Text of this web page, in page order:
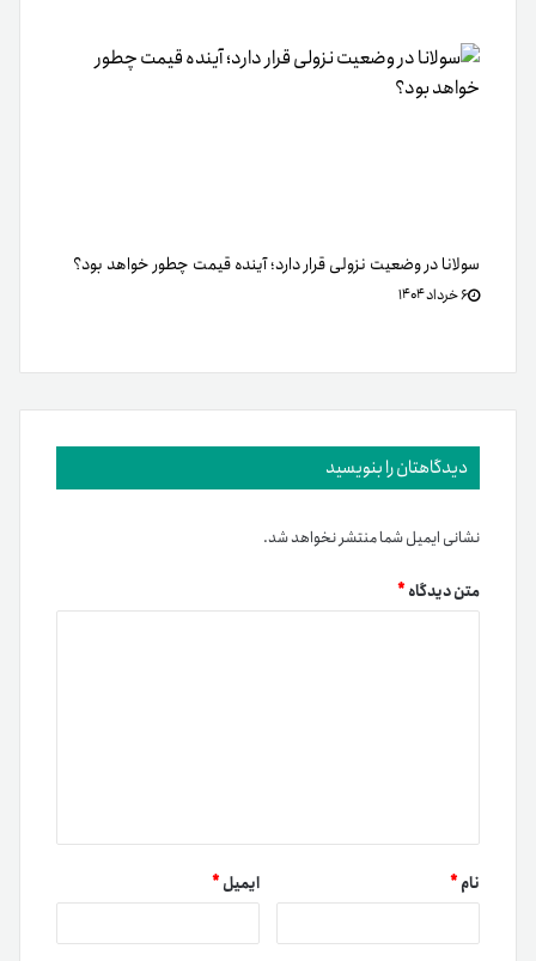
سولانا در وضعیت نزولی قرار دارد؛ آینده قیمت چطور خواهد بود؟
۶ خرداد ۱۴۰۴
دیدگاهتان را بنویسید
نشانی ایمیل شما منتشر نخواهد شد.
متن دیدگاه*
نام* ایمیل*